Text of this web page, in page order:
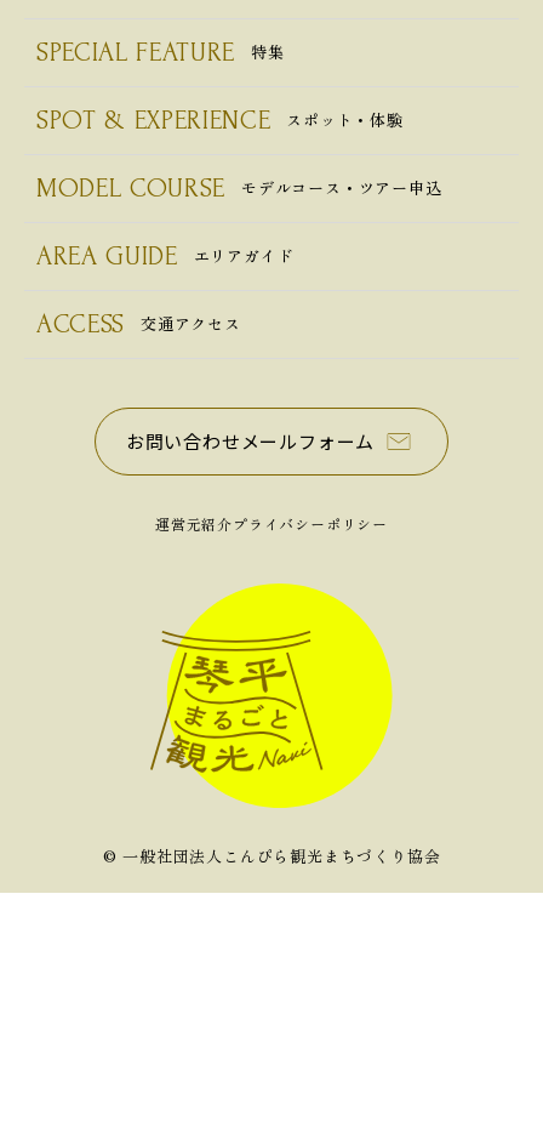
SPECIAL FEATURE 特集
SPOT & EXPERIENCE スポット・体験
MODEL COURSE モデルコース・ツアー申込
AREA GUIDE エリアガイド
ACCESS 交通アクセス
お問い合わせメールフォーム
運営元紹介プライバシーポリシー
©︎ 一般社団法人こんぴら観光まちづくり協会